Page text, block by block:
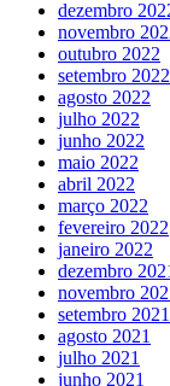
dezembro
novembro
outubro 2022
setembro 2022
agosto 2022
julho 2022
junho 2022
maio 2022
abril 2022
março 2022
fevereiro 2022
janeiro 2022
dezembro
novembro
setembro 2021
agosto 2021
julho 2021
junho 2021